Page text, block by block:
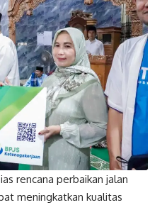
rencana perbaikan jalan
meningkatkan kualitas